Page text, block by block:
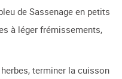
de Sassenage en petits
à léger frémissements,
terminer la cuisson